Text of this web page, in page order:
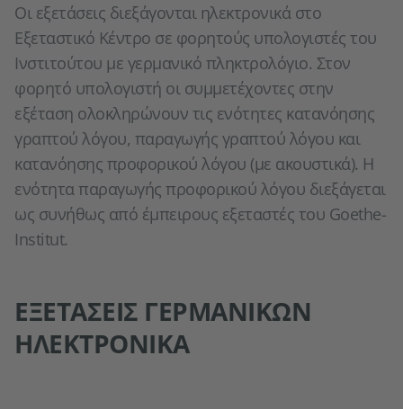
Οι εξετάσεις διεξάγονται ηλεκτρονικά στο
Εξεταστικό Κέντρο σε φορητούς υπολογιστές του
Ινστιτούτου με γερμανικό πληκτρολόγιο. Στον
φορητό υπολογιστή οι συμμετέχοντες στην
εξέταση ολοκληρώνουν τις ενότητες κατανόησης
γραπτού λόγου, παραγωγής γραπτού λόγου και
κατανόησης προφορικού λόγου (με ακουστικά). Η
ενότητα παραγωγής προφορικού λόγου διεξάγεται
ως συνήθως από έμπειρους εξεταστές του Goethe-
Institut.
ΕΞΕΤΆΣΕΙΣ ΓΕΡΜΑΝΙΚΏΝ
ΗΛΕΚΤΡΟΝΙΚΆ